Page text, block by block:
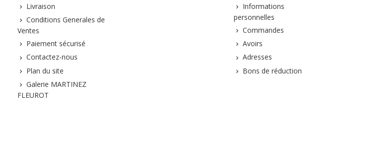
Livraison
Conditions Generales de
Ventes
Paiement sécurisé
Contactez-nous
Plan du site
Galerie MARTINEZ
FLEUROT
Informations
personnelles
Commandes
Avoirs
Adresses
Bons de réduction